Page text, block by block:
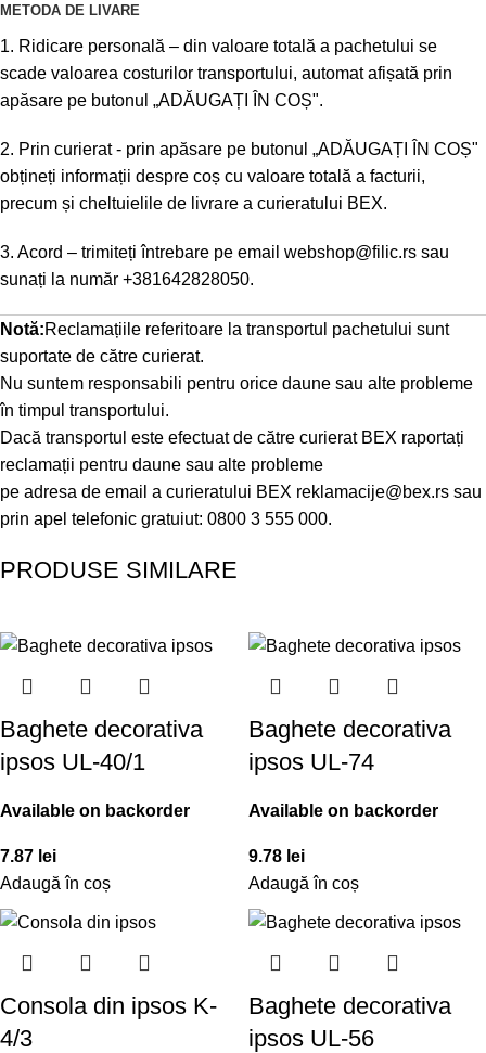
METODA DE LIVARE
1. Ridicare personală – din valoare totală a pachetului se
scade valoarea costurilor transportului, automat afișată prin
apăsare pe butonul „ADĂUGAȚI ÎN COȘ".
2. Prin curierat - prin apăsare pe butonul „ADĂUGAȚI ÎN COȘ"
obțineți informații despre coș cu valoare totală a facturii,
precum și cheltuielile de livrare a curieratului BEX.
3. Acord – trimiteți întrebare pe email webshop@filic.rs sau
sunați la număr +381642828050.
Notă:Reclamațiile referitoare la transportul pachetului sunt
suportate de către curierat.
Nu suntem responsabili pentru orice daune sau alte probleme
în timpul transportului.
Dacă transportul este efectuat de către curierat BEX raportați
reclamații pentru daune sau alte probleme
pe adresa de email a curieratului BEX reklamacije@bex.rs sau
prin apel telefonic gratuiut: 0800 3 555 000.
PRODUSE SIMILARE
Baghete decorativa
ipsos UL-40/1
Available on backorder
7.87 lei
Adaugă în coș
Baghete decorativa
ipsos UL-74
Available on backorder
9.78 lei
Adaugă în coș
Consola din ipsos K-
4/3
Baghete decorativa
ipsos UL-56